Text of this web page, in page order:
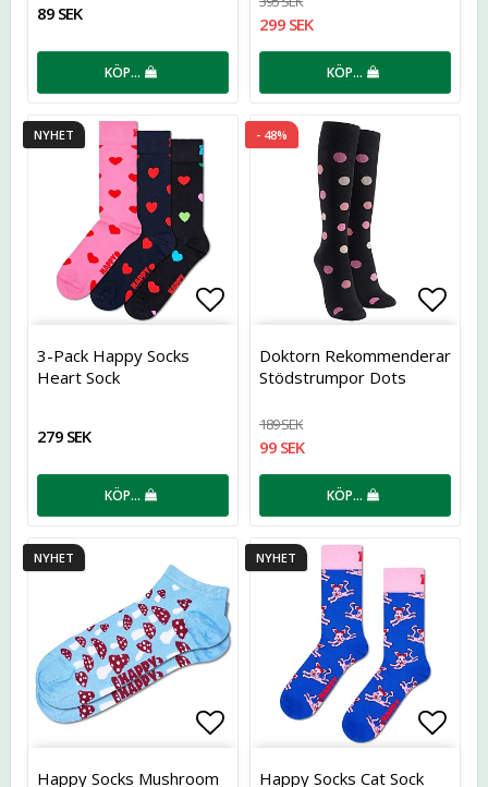
89 SEK
KÖP…
299 SEK
KÖP…
NYHET
Lägg till i favoritlistan
3-Pack Happy Socks
Heart Sock
279 SEK
KÖP…
- 48%
Doktorn Rekommenderar
Stödstrumpor Dots
189 SEK
99 SEK
KÖP…
NYHET
Lägg till i favoritlistan
Happy Socks Mushroom
NYHET
Happy Socks Cat Sock